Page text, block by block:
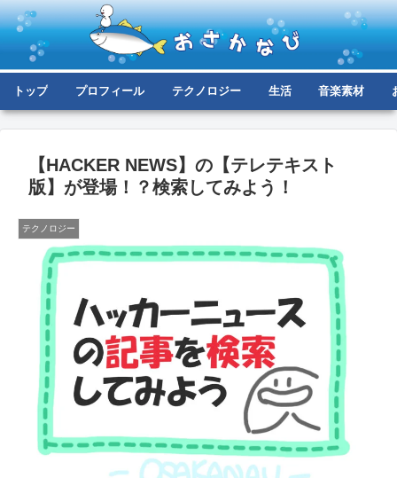
トップ プロフィール テクノロジー 生活 音楽素材
【HACKER NEWS】の【テレテキスト
版】が登場！？検索してみよう！
テクノロジー